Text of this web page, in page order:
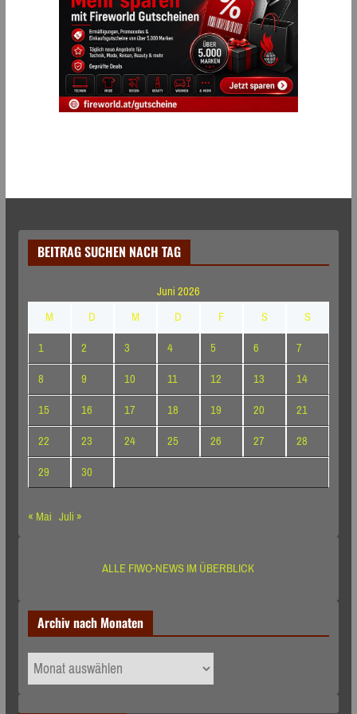
BEITRAG SUCHEN NACH TAG
Juni 2026
M
D M D F S
S
1
2 3 4 5 6
7
8
9 10 11 12 13
14
15
16 17 18 19 20
21
22
23 24 25 26 27
28
29
30
« Mai Juli »
ALLE FIWO-NEWS IM ÜBERBLICK
Archiv nach Monaten
Archiv
nach